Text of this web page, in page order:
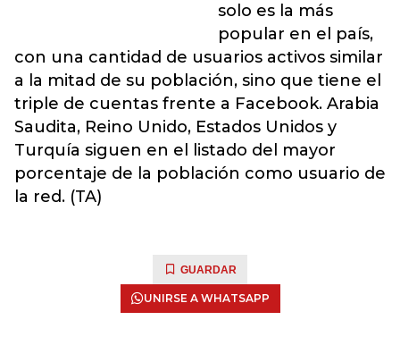
solo es la más
popular en el país,
con una cantidad de usuarios activos similar
a la mitad de su población, sino que tiene el
triple de cuentas frente a Facebook. Arabia
Saudita, Reino Unido, Estados Unidos y
Turquía siguen en el listado del mayor
porcentaje de la población como usuario de
la red. (TA)
GUARDAR
UNIRSE A WHATSAPP